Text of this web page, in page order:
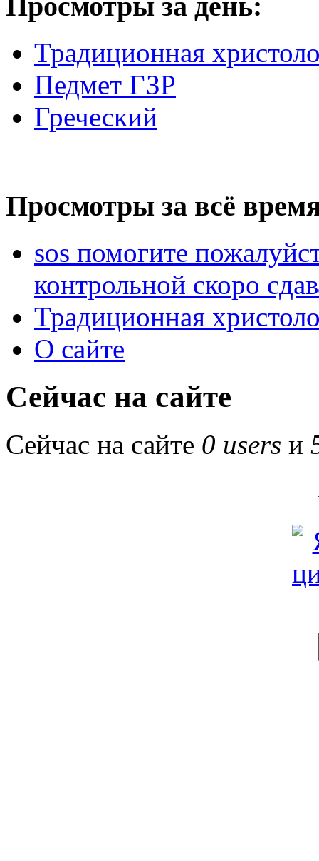
Традиционная
Педмет ГЗР
Греческий
Просмотры за всё
sos помогите
контрольной скоро
Традиционная
О сайте
Сейчас на сайте
Сейчас на сайте 0 users и